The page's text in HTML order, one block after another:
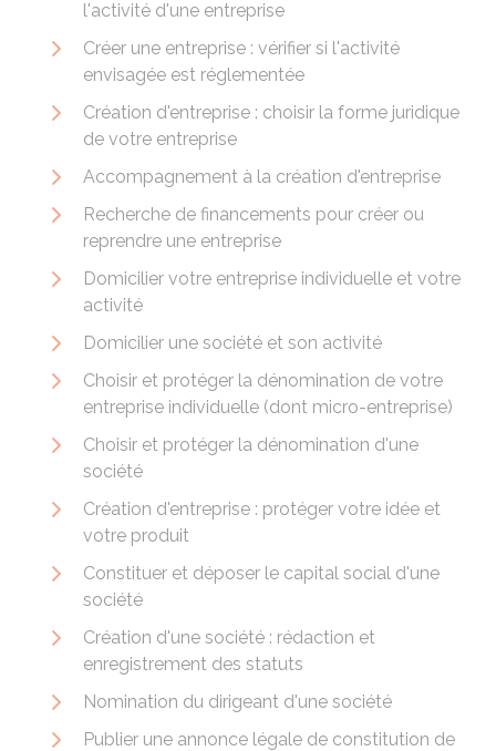
l'activité d'une entreprise
Créer une entreprise : vérifier si l'activité
envisagée est réglementée
Création d'entreprise : choisir la forme juridique
de votre entreprise
Accompagnement à la création d'entreprise
Recherche de financements pour créer ou
reprendre une entreprise
Domicilier votre entreprise individuelle et votre
activité
Domicilier une société et son activité
Choisir et protéger la dénomination de votre
entreprise individuelle (dont micro-entreprise)
Choisir et protéger la dénomination d'une
société
Création d'entreprise : protéger votre idée et
votre produit
Constituer et déposer le capital social d'une
société
Création d'une société : rédaction et
enregistrement des statuts
Nomination du dirigeant d'une société
Publier une annonce légale de constitution de